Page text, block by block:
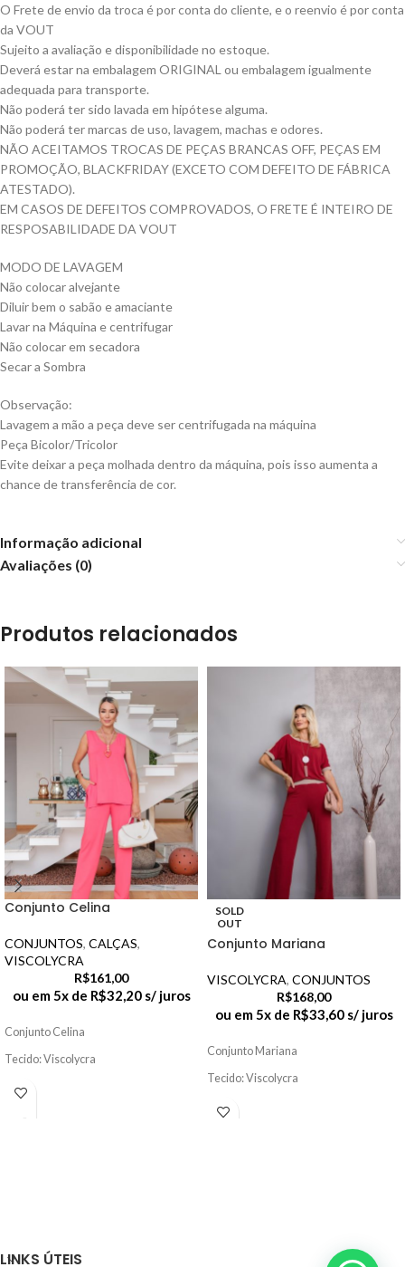
O Frete de envio da troca é por conta do cliente, e o reenvio é por conta
da VOUT
Sujeito a avaliação e disponibilidade no estoque.
Deverá estar na embalagem ORIGINAL ou embalagem igualmente
adequada para transporte.
Não poderá ter sido lavada em hipótese alguma.
Não poderá ter marcas de uso, lavagem, machas e odores.
NÃO ACEITAMOS TROCAS DE PEÇAS BRANCAS OFF, PEÇAS EM
PROMOÇÃO, BLACKFRIDAY (EXCETO COM DEFEITO DE FÁBRICA
ATESTADO).
EM CASOS DE DEFEITOS COMPROVADOS, O FRETE É INTEIRO DE
RESPOSABILIDADE DA VOUT
MODO DE LAVAGEM
Não colocar alvejante
Diluir bem o sabão e amaciante
Lavar na Máquina e centrifugar
Não colocar em secadora
Secar a Sombra
Observação:
Lavagem a mão a peça deve ser centrifugada na máquina
Peça Bicolor/Tricolor
Evite deixar a peça molhada dentro da máquina, pois isso aumenta a
chance de transferência de cor.
Informação adicional
Avaliações (0)
Produtos relacionados
Conjunto Celina
CONJUNTOS, CALÇAS,
VISCOLYCRA
R$161,00
ou em 5x de R$32,20 s/ juros
Conjunto Celina
Tecido: Viscolycra
SOLD
OUT
Conjunto Mariana
VISCOLYCRA, CONJUNTOS
R$168,00
ou em 5x de R$33,60 s/ juros
Conjunto Mariana
Tecido: Viscolycra
LINKS ÚTEIS